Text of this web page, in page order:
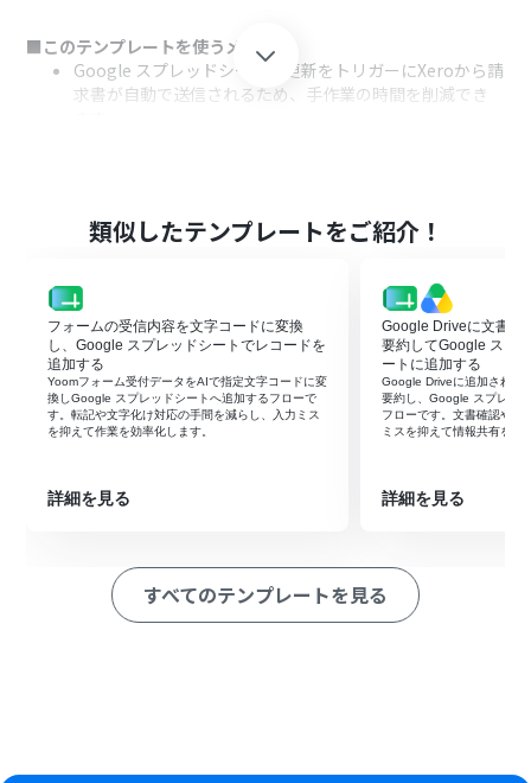
■このテンプレートを使うメリット
Google スプレッドシートの更新をトリガーにXeroから請
求書が自動で送信されるため、手作業の時間を削減でき
■フローボットの流れ
携します。
次に、トリガーでGoogle スプレッドシートを選択し、
「行が更新されたら」というアクションを設定します。
最後に、オペレーションでXeroの「Email an Invoice」
アクションを設定し、更新された行の情報をもとに請求書
をメールで送信するように設定します。
ション
Google スプレッドシートのトリガー設定では、監視対象
としたいスプレッドシートのIDやシートIDを任意で設定
してください。
Google スプレッドシート、XeroのそれぞれとYoomを連
類似したテンプレートをご紹介！
フォームの受信内容を文字コードに変換
し、Google スプレッドシートでレコードを
追加する
Yoomフォーム受付データをAIで指定文字コードに変
換しGoogle スプレッドシートへ追加するフローで
す。転記や文字化け対応の手間を減らし、入力ミス
を抑えて作業を効率化します。
詳細を見る
Google Driveに文書が
要約してGoogle スプ
ートに追加する
Google Driveに追加された
要約し、Google スプレッ
フローです。文書確認や転
ミスを抑えて情報共有を早
詳細を見る
すべてのテンプレートを見る